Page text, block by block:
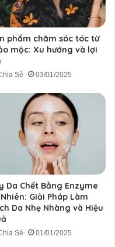
phẩm chăm sóc tóc từ
mộc: Xu hướng và lợi
Sẻ 03/01/2025
Da Chết Bằng Enzyme
Giải Pháp Làm
Da Nhẹ Nhàng và Hiệu
Sẻ 01/01/2025